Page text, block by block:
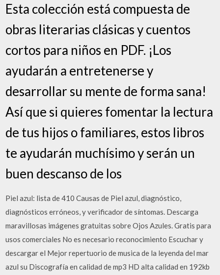
Esta colección está compuesta de
obras literarias clásicas y cuentos
cortos para niños en PDF. ¡Los
ayudarán a entretenerse y
desarrollar su mente de forma sana!
Así que si quieres fomentar la lectura
de tus hijos o familiares, estos libros
te ayudarán muchísimo y serán un
buen descanso de los
Piel azul: lista de 410 Causas de Piel azul, diagnóstico,
diagnósticos erróneos, y verificador de síntomas. Descarga
maravillosas imágenes gratuitas sobre Ojos Azules. Gratis para
usos comerciales No es necesario reconocimiento Escuchar y
descargar el Mejor repertuorio de musica de la leyenda del mar
azul su Discografía en calidad de mp3 HD alta calidad en 192kb